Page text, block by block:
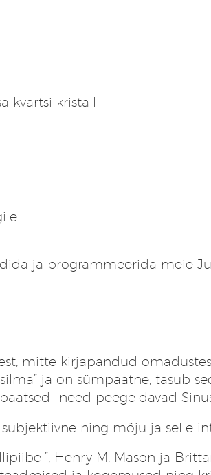
kvartsi kristall
ja programmeerida meie
mitte kirjapandud
ja on sümpaatne, tasub
need peegeldavad
ning mõju ja selle
Henry M. Mason ja